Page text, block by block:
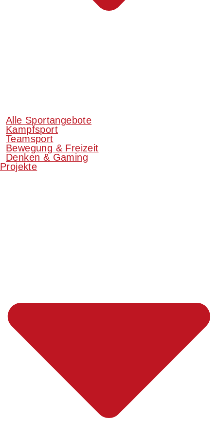
Alle Sportangebote
Kampfsport
Teamsport
Bewegung & Freizeit
Denken & Gaming
Projekte